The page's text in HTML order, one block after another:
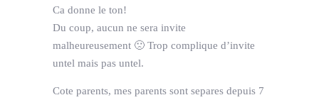
Ca donne le ton!
Du coup, aucun ne sera invite
malheureusement 🙁 Trop complique d’invite
untel mais pas untel.
Cote parents, mes parents sont separes depuis 7